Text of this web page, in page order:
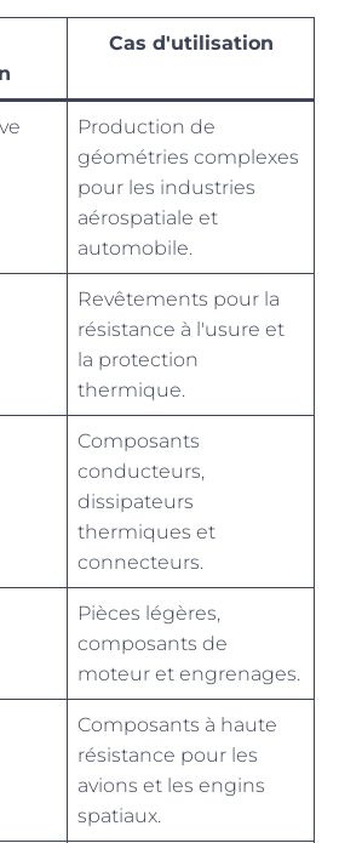
Cas d'utilisation
Production de
géométries complexes
pour les industries
aérospatiale et
automobile.
Revêtements pour la
résistance à l'usure et
la protection
thermique.
Composants
conducteurs,
dissipateurs
thermiques et
connecteurs.
Pièces légères,
composants de
moteur et engrenages.
Composants à haute
résistance pour les
avions et les engins
spatiaux.